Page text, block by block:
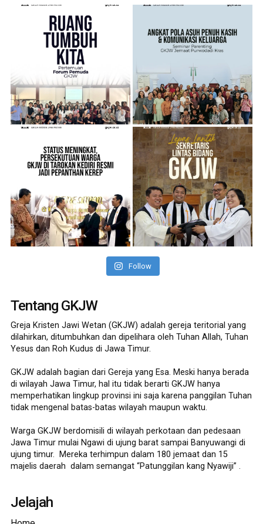
Follow
Tentang GKJW
Greja Kristen Jawi Wetan (GKJW) adalah gereja teritorial yang
dilahirkan, ditumbuhkan dan dipelihara oleh Tuhan Allah, Tuhan
Yesus dan Roh Kudus di Jawa Timur.
GKJW adalah bagian dari Gereja yang Esa. Meski hanya berada
di wilayah Jawa Timur, hal itu tidak berarti GKJW hanya
memperhatikan lingkup provinsi ini saja karena panggilan Tuhan
tidak mengenal batas-batas wilayah maupun waktu.
Warga GKJW berdomisili di wilayah perkotaan dan pedesaan
Jawa Timur mulai Ngawi di ujung barat sampai Banyuwangi di
ujung timur. Mereka terhimpun dalam 180 jemaat dan 15
majelis daerah dalam semangat “Patunggilan kang Nyawiji” .
Jelajah